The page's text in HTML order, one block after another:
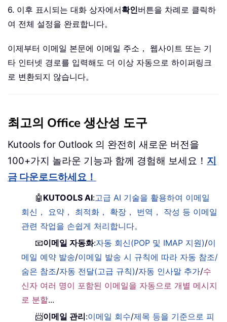
6. 이후 표시되는 대화 상자에서확인버튼을 차례로 클릭하
여 전체 설정을 완료합니다。
이제부터 이메일 본문에 이메일 주소， 웹사이트 또는 기
타 인터넷 경로를 입력해도 더 이상 자동으로 하이퍼링크
로 변환되지 않습니다。
최고의 Office 생산성 도구
Kutools for Outlook 의 완전히 새로운 버전을
100+가지 놀라운 기능과 함께 경험해 보세요！ 지
금 다운로드하세요！
🤖 KUTOOLS AI:고급 AI 기술을 활용하여 이메일
회신， 요약， 최적화， 확장， 번역， 작성 등 이메일
관련 작업을 손쉽게 처리합니다。
📧이메일 자동화:자동 회신(POP 및 IMAP 지원)/이
메일 예약 발송/이메일 발송 시 규칙에 따라 자동 참조/
숨은 참조/자동 전달(고급 규칙)/자동 인사말 추가/수
신자 여러 명이 포함된 이메일을 자동으로 개별 메시지
로 분할...
📨이메일 관리:이메일 회수/제목 등을 기준으로 피